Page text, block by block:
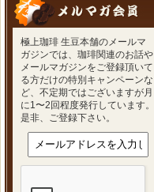
極上珈琲 生豆本舗のメールマ
ガジンでは、珈琲関連のお話や
メールマガジンをご登録頂いて
る方だけの特別キャンペーンな
ど、不定期ではございますが月
に1〜2回程度発行しています。
是非、ご登録下さい。